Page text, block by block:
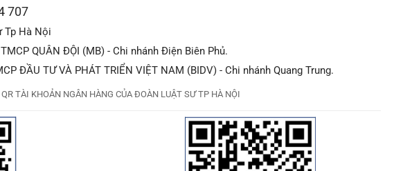
707
Tp Hà Nội
QUÂN ĐỘI (MB) - Chi nhánh Điện Biên Phủ.
ĐẦU TƯ VÀ PHÁT TRIỂN VIỆT NAM (BIDV) - Chi nhánh Quang Trung.
TÀI KHOẢN NGÂN HÀNG CỦA ĐOÀN LUẬT SƯ TP HÀ NỘI